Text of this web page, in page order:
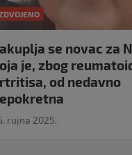
se novac za
je, zbog
od nedavno
rujna 2025.